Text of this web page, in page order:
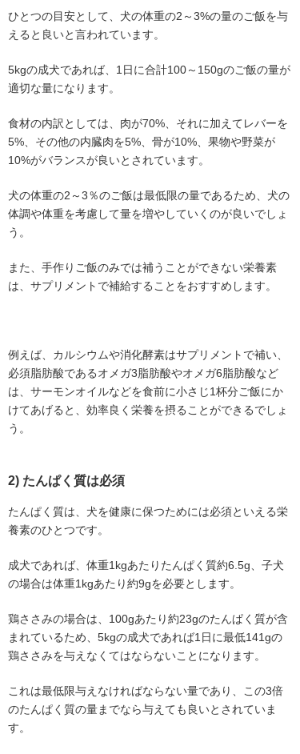
ひとつの目安として、犬の体重の2～3%の量のご飯を与
えると良いと言われています。
5kgの成犬であれば、1日に合計100～150gのご飯の量が
適切な量になります。
食材の内訳としては、肉が70%、それに加えてレバーを
5%、その他の内臓肉を5%、骨が10%、果物や野菜が
10%がバランスが良いとされています。
犬の体重の2～3％のご飯は最低限の量であるため、犬の
体調や体重を考慮して量を増やしていくのが良いでしょ
う。
また、手作りご飯のみでは補うことができない栄養素
は、サプリメントで補給することをおすすめします。
例えば、カルシウムや消化酵素はサプリメントで補い、
必須脂肪酸であるオメガ3脂肪酸やオメガ6脂肪酸など
は、サーモンオイルなどを食前に小さじ1杯分ご飯にか
けてあげると、効率良く栄養を摂ることができるでしょ
う。
2) たんぱく質は必須
たんぱく質は、犬を健康に保つためには必須といえる栄
養素のひとつです。
成犬であれば、体重1kgあたりたんぱく質約6.5g、子犬
の場合は体重1kgあたり約9gを必要とします。
鶏ささみの場合は、100gあたり約23gのたんぱく質が含
まれているため、5kgの成犬であれば1日に最低141gの
鶏ささみを与えなくてはならないことになります。
これは最低限与えなければならない量であり、この3倍
のたんぱく質の量までなら与えても良いとされていま
す。